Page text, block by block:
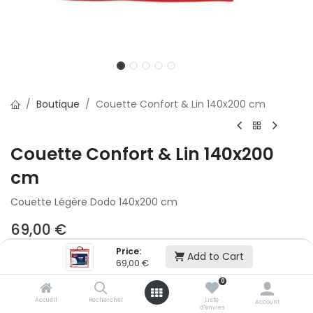
Price:
69,00 € Add to Cart
Accueil Rechercher
0
Liste
d'envies
Account
Boutique Couette Confort & Lin 140x200 cm
Couette Confort & Lin 140x200
cm
Couette Légère Dodo 140x200 cm
69,00 €
Ajouter au panier